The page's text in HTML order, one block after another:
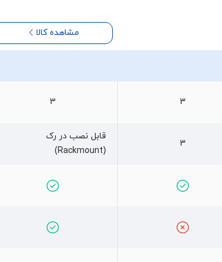
مشاهده کالا
3
3
3
قابل نصب در رک
(Rackmount)